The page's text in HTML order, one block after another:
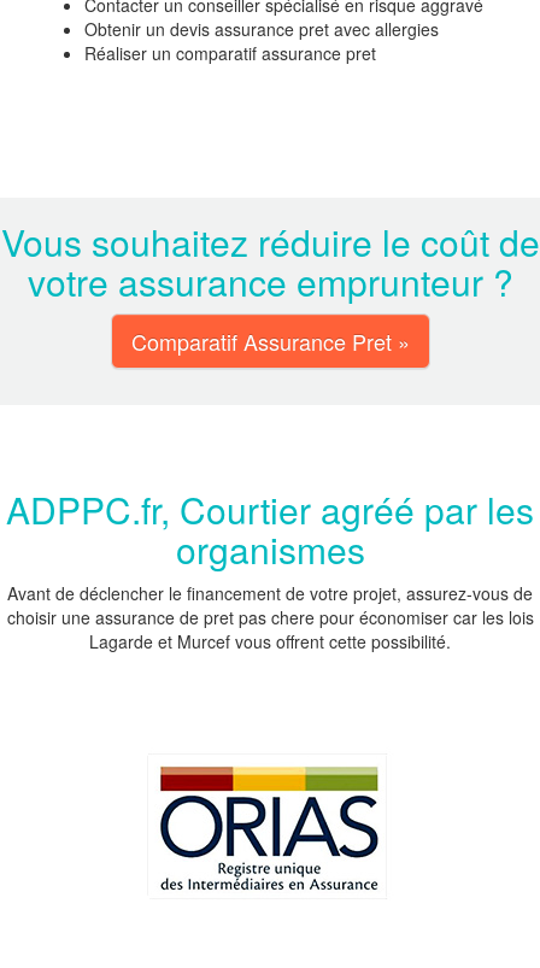
Contacter un conseiller spécialisé en risque aggravé
Obtenir un devis assurance pret avec allergies
Réaliser un comparatif assurance pret
Vous souhaitez réduire le coût de
votre assurance emprunteur ?
Comparatif Assurance Pret »
ADPPC.fr, Courtier agréé par les
organismes
Avant de déclencher le financement de votre projet, assurez-vous de
choisir une assurance de pret pas chere pour économiser car les lois
Lagarde et Murcef vous offrent cette possibilité.